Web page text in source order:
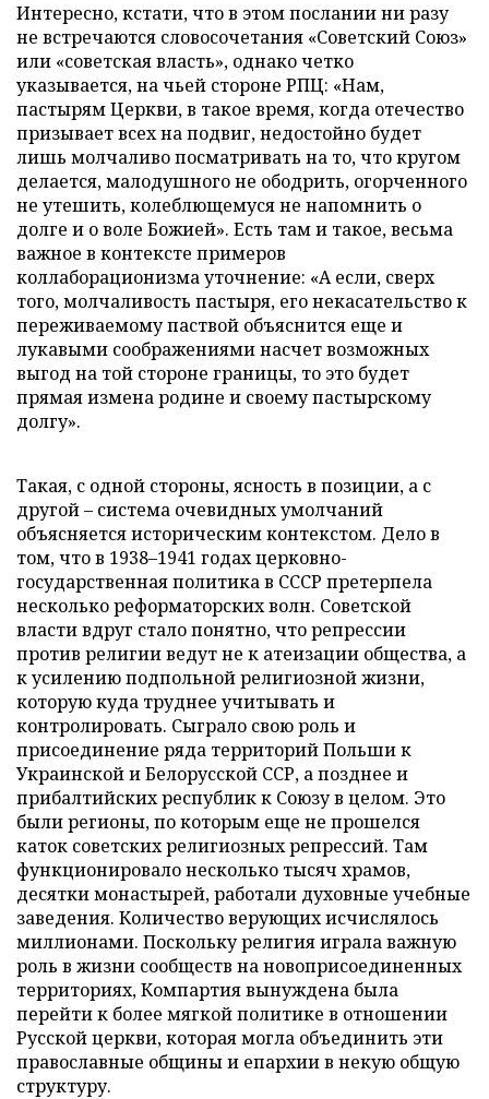
Интересно, кстати, что в этом послании ни разу
не встречаются словосочетания «Советский Союз»
или «советская власть», однако четко
указывается, на чьей стороне РПЦ: «Нам,
пастырям Церкви, в такое время, когда отечество
призывает всех на подвиг, недостойно будет
лишь молчаливо посматривать на то, что кругом
делается, малодушного не ободрить, огорченного
не утешить, колеблющемуся не напомнить о
долге и о воле Божией». Есть там и такое, весьма
важное в контексте примеров
коллаборационизма уточнение: «А если, сверх
того, молчаливость пастыря, его некасательство к
переживаемому паствой объяснится еще и
лукавыми соображениями насчет возможных
выгод на той стороне границы, то это будет
прямая измена родине и своему пастырскому
долгу».
Такая, с одной стороны, ясность в позиции, а с
другой – система очевидных умолчаний
объясняется историческим контекстом. Дело в
том, что в 1938–1941 годах церковно-
государственная политика в СССР претерпела
несколько реформаторских волн. Советской
власти вдруг стало понятно, что репрессии
против религии ведут не к атеизации общества, а
к усилению подпольной религиозной жизни,
которую куда труднее учитывать и
контролировать. Сыграло свою роль и
присоединение ряда территорий Польши к
Украинской и Белорусской ССР, а позднее и
прибалтийских республик к Союзу в целом. Это
были регионы, по которым еще не прошелся
каток советских религиозных репрессий. Там
функционировало несколько тысяч храмов,
десятки монастырей, работали духовные учебные
заведения. Количество верующих исчислялось
миллионами. Поскольку религия играла важную
роль в жизни сообществ на новоприсоединенных
территориях, Компартия вынуждена была
перейти к более мягкой политике в отношении
Русской церкви, которая могла объединить эти
православные общины и епархии в некую общую
структуру.